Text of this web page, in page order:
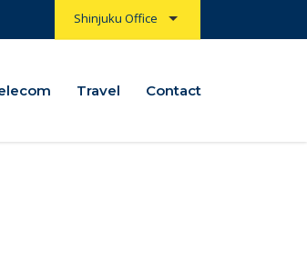
Shinjuku Office
Travel Contact
Travel Contact